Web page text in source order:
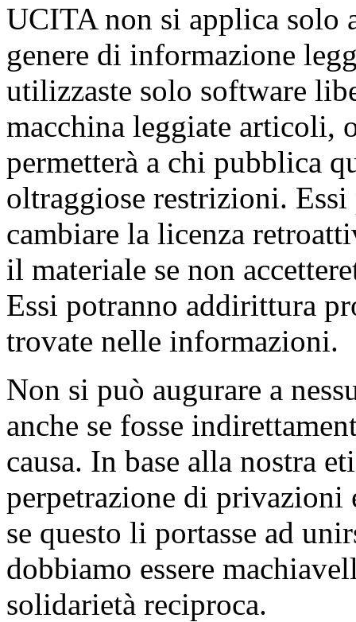
UCITA non si applica solo
genere di informazione
utilizzaste solo software
macchina leggiate articoli,
permetterà a chi pubblica
oltraggiose restrizioni.
cambiare la licenza
il materiale se non
Essi potranno addirittura
trovate nelle informazioni.
Non si può augurare a
anche se fosse
causa. In base alla nostra
perpetrazione di
se questo li portasse ad
dobbiamo essere
solidarietà reciproca.